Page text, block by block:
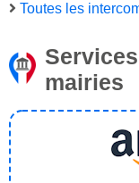
Toutes les
mairies